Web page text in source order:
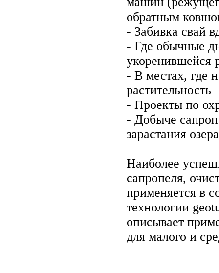
обратным
- Забивка свай
- Где обычные
укоренившейся
- В местах, где
растительность
- Проекты по
- Добыче
зарастания
Наиболее
сапропеля,
применяется в
технологии
описывает
для малого и